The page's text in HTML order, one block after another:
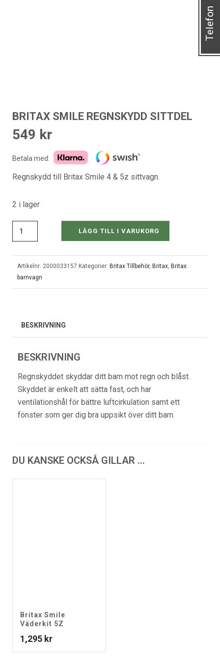
BRITAX SMILE REGNSKYDD SITTDEL
549 kr
Betala med:
Regnskydd till Britax Smile 4 & 5z sittvagn.
2 i lager
LÄGG TILL I VARUKORG
Artikelnr: 2000033157 Kategorier: Britax Tillbehör, Britax, Britax
barnvagn
BESKRIVNING
BESKRIVNING
Regnskyddet skyddar ditt barn mot regn och blåst.
Skyddet är enkelt att sätta fast, och har
ventilationshål för bättre luftcirkulation samt ett
fönster som ger dig bra uppsikt över ditt barn.
DU KANSKE OCKSÅ GILLAR …
Britax Smile
Väderkit 5Z
1,295 kr
Telefon